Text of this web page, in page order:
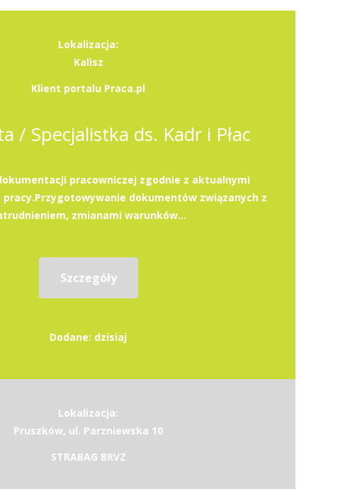
Lokalizacja:
Kalisz
Klient portalu Praca.pl
/ Specjalistka ds. Kadr i Płac
pracowniczej zgodnie z aktualnymi
dokumentów związanych z
zmianami warunków...
Szczegóły
Dodane: dzisiaj
Lokalizacja:
Pruszków, ul. Parzniewska 10
STRABAG BRVZ